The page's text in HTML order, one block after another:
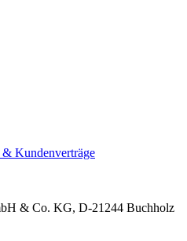
Kundenverträge
& Co. KG, D-21244 Buchholz